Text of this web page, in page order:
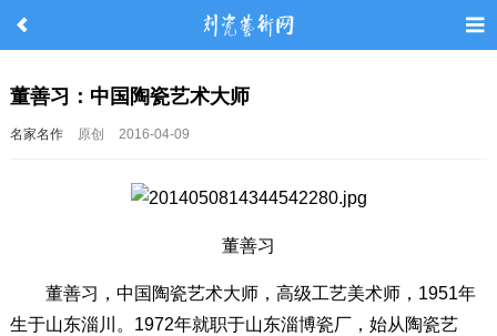
董善习：中国陶瓷艺术大师
名家名作 原创 2016-04-09
董善习
董善习，中国陶瓷艺术大师，高级工艺美术师，1951年
生于山东淄川。1972年就职于山东淄博瓷厂，始从陶瓷艺